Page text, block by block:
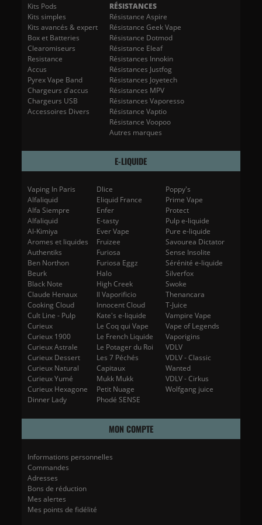
Kits Pods
Kits simples
Kits avancés & expert
Box et Batteries
Clearomiseurs
Resistance
Accus
Pyrex Vape Band
Chargeurs d'accus
Chargeurs USB
Accessoires Divers
RÉSISTANCES
Résistance Aspire
Résistance Geek Vape
Résistance Dotmod
Résistance Eleaf
Résistances Innokin
Résistances Justfog
Résistances Joyetech
Résistances MPV
Résistances Vaporesso
Résistance Vaptio
Résistance Voopoo
Autres marques
E-LIQUIDE
Vaping In Paris
Alfaliquid
Alfa Siempre
Alfaliquid
Al-Kimiya
Aromes et liquides
Authentiks
Ben Northon
Beurk
Black Note
Claude Henaux
Cooking Cloud
Cult Line - Pulp
Curieux
Curieux 1900
Curieux Astrale
Curieux Dessert
Curieux Natural
Curieux Yumé
Curieux Hexagone
Dinner Lady
Dlice
Eliquid France
Enfer
E-tasty
Ever Vape
Fruizee
Furiosa
Furiosa Eggz
Halo
High Creek
Il Vaporificio
Innocent Cloud
Kate's e-liquide
Le Coq qui Vape
Le French Liquide
Le Potager du Roi
Les 7 Péchés
Capitaux
Mukk Mukk
Petit Nuage
Phodé SENSE
Poppy's
Prime Vape
Protect
Pulp e-liquide
Pure e-liquide
Savourea Dictator
Sense Insolite
Sérénité e-liquide
Silverfox
Swoke
Thenancara
T-Juice
Vampire Vape
Vape of Legends
Vaporigins
VDLV
VDLV - Classic
Wanted
VDLV - Cirkus
Wolfgang juice
MON COMPTE
Informations personnelles
Commandes
Adresses
Bons de réduction
Mes alertes
Mes points de fidélité